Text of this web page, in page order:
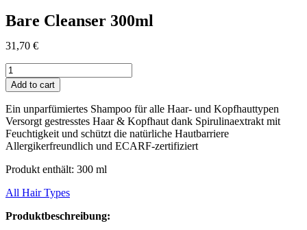
Bare Cleanser 300ml
31,70 €
Bare
Cleanser
300ml
quantity
Add to cart
Ein unparfümiertes Shampoo für alle Haar- und Kopfhauttypen
Versorgt gestresstes Haar & Kopfhaut dank Spirulinaextrakt mit
Feuchtigkeit und schützt die natürliche Hautbarriere
Allergikerfreundlich und ECARF-zertifiziert
Produkt enthält: 300 ml
All Hair Types
Produktbeschreibung: